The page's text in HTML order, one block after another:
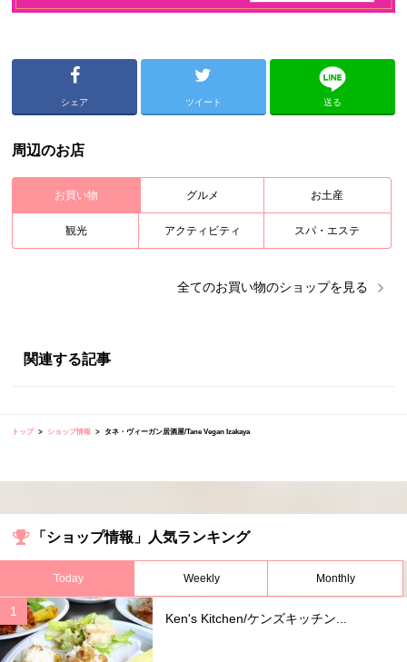
シェア ツイート 送る
周辺のお店
お買い物 グルメ お土産
観光 アクティビティ スパ・エステ
全てのお買い物のショップを見る
関連する記事
トップ ショップ情報 タネ・ヴィーガン居酒屋/Tane Vegan Izakaya
「ショップ情報」人気ランキング
Today Weekly Monthly
Ken's Kitchen/ケンズキッチン...